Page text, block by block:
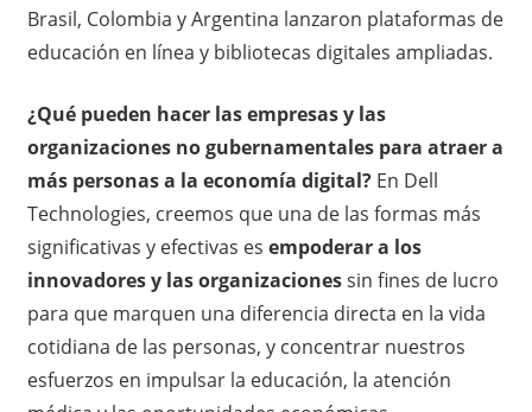
Brasil, Colombia y Argentina lanzaron plataformas de
educación en línea y bibliotecas digitales ampliadas.
¿Qué pueden hacer las empresas y las
organizaciones no gubernamentales para atraer a
más personas a la economía digital?En Dell
Technologies, creemos que una de las formas más
significativas y efectivas es empoderar a los
innovadores y las organizacionessin fines de lucro
para que marquen una diferencia directa en la vida
cotidiana de las personas, y concentrar nuestros
esfuerzos en impulsar la educación, la atención